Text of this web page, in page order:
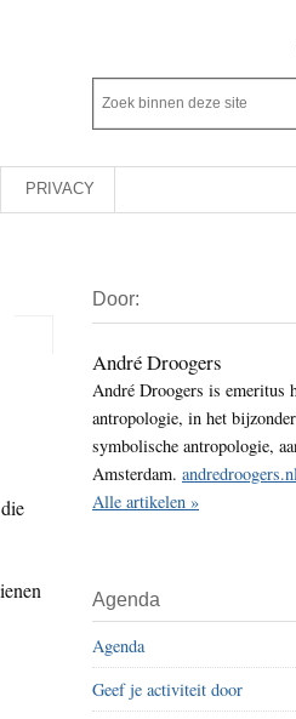
Rechts
Z
o
e
k
d
e
z
e
s
i
t
Z
o
k
b
n
n
e
z
e
t
e
PRIVACY
Sidebar
Door:
André Droogers
André Droogers is emeritus
antropologie, in het
symbolische antropologie,
Amsterdam.
Alle artikelen »
Agenda
Agenda
Geef je activiteit door